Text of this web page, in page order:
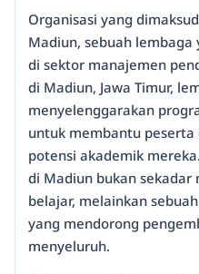
Organisasi yang
Madiun, sebuah
di sektor manajemen
di Madiun, Jawa Timur,
menyelenggarakan
untuk membantu peserta
potensi akademik
di Madiun bukan
belajar, melainkan
yang mendorong
menyeluruh.